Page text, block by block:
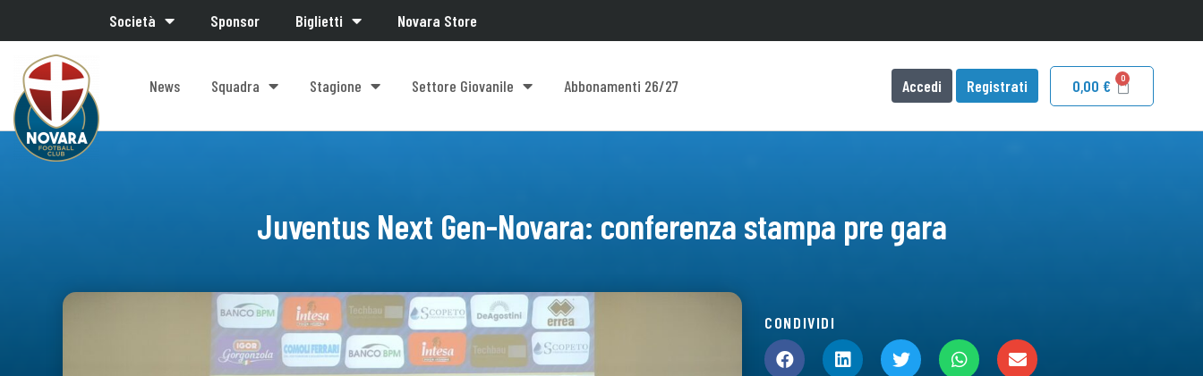
Società Sponsor Biglietti Novara Store
News Squadra Stagione Settore Giovanile Abbonamenti 26/27 Accedi Registrati 0,00€
Juventus Next Gen-Novara: conferenza stampa pre gara
CONDIVIDI